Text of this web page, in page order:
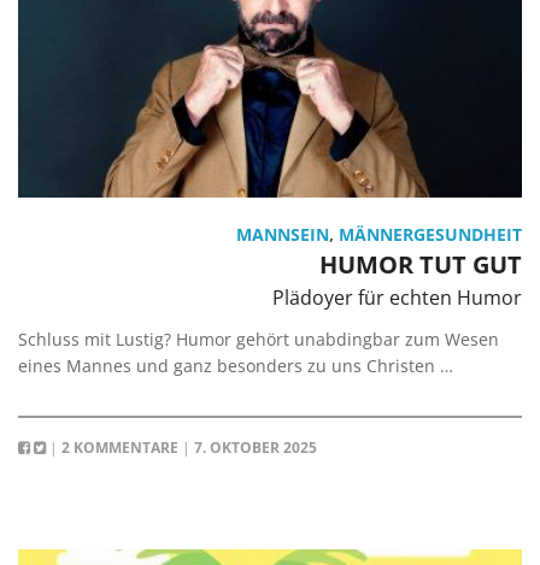
MANNSEIN, MÄNNERGESUNDHEIT
HUMOR TUT GUT
Plädoyer für echten Humor
Schluss mit Lustig? Humor gehört unabdingbar zum Wesen
eines Mannes und ganz besonders zu uns Christen …
| 2 KOMMENTARE | 7. OKTOBER 2025